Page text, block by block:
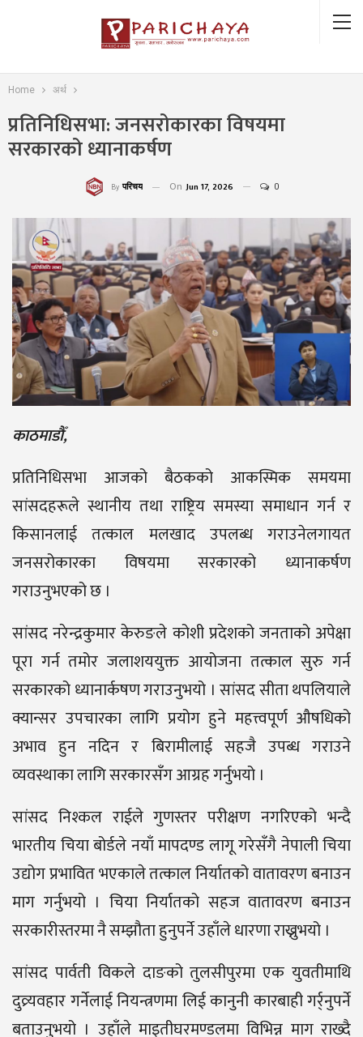
Home अर्थ
प्रतिनिधिसभा: जनसरोकारका विषयमा
सरकारको ध्यानाकर्षण
By परिचय On Jun 17, 2026 0
काठमाडौँ,
प्रतिनिधिसभा आजको बैठकको आकस्मिक समयमा
सांसदहरूले स्थानीय तथा राष्ट्रिय समस्या समाधान गर्न र
किसानलाई तत्काल मलखाद उपलब्ध गराउनेलगायत
जनसरोकारका विषयमा सरकारको ध्यानाकर्षण
गराउनुभएको छ ।
सांसद नरेन्द्रकुमार केरुङले कोशी प्रदेशको जनताको अपेक्षा
पूरा गर्न तमोर जलाशययुक्त आयोजना तत्काल सुरु गर्न
सरकारको ध्यानार्कषण गराउनुभयो । सांसद सीता थपलियाले
क्यान्सर उपचारका लागि प्रयोग हुने महत्त्वपूर्ण औषधिको
अभाव हुन नदिन र बिरामीलाई सहजै उपब्ध गराउने
व्यवस्थाका लागि सरकारसँग आग्रह गर्नुभयो ।
सांसद निश्कल राईले गुणस्तर परीक्षण नगरिएको भन्दै
भारतीय चिया बोर्डले नयाँ मापदण्ड लागू गरेसँगै नेपाली चिया
उद्योग प्रभावित भएकाले तत्काल निर्यातको वातावरण बनाउन
माग गर्नुभयो । चिया निर्यातको सहज वातावरण बनाउन
सरकारीस्तरमा नै सम्झौता हुनुपर्ने उहाँले धारणा राख्नुभयो ।
सांसद पार्वती विकले दाङको तुलसीपुरमा एक युवतीमाथि
दुव्र्यवहार गर्नेलाई नियन्त्रणमा लिई कानुनी कारबाही गर्र्नुपर्ने
बताउनुभयो । उहाँले माइतीघरमण्डलमा विभिन्न माग राख्दै